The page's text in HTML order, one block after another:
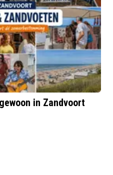
in Zandvoort